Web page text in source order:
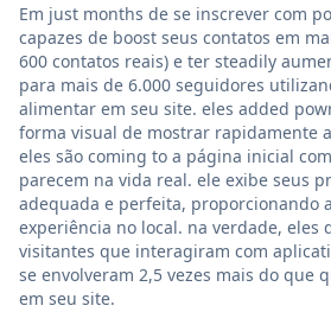
Em just months de se inscrever com
capazes de boost seus contatos em
600 contatos reais) e ter steadily
para mais de 6.000 seguidores
alimentar em seu site. eles added
forma visual de mostrar rapidamente
eles são coming to a página inicial
parecem na vida real. ele exibe seus
adequada e perfeita, proporcionando
experiência no local. na verdade, eles
visitantes que interagiram com
se envolveram 2,5 vezes mais do que
em seu site.